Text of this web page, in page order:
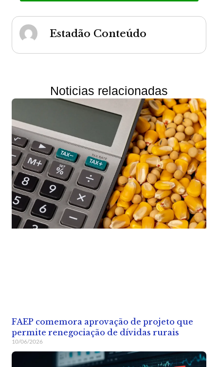
Estadão Conteúdo
Noticias relacionadas
FAEP comemora aprovação de projeto que
permite renegociação de dívidas rurais
10/06/2026